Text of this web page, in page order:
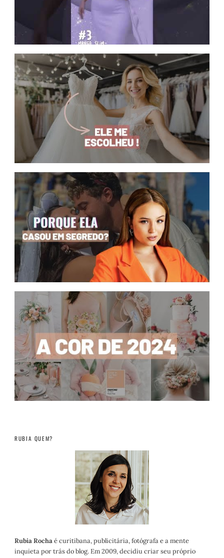
RUBIA QUEM?
Rubia Rochaé curitibana, publicitária, fotógrafa e a mente
inquieta por trás do blog. Em 2009, decidiu criar seu próprio